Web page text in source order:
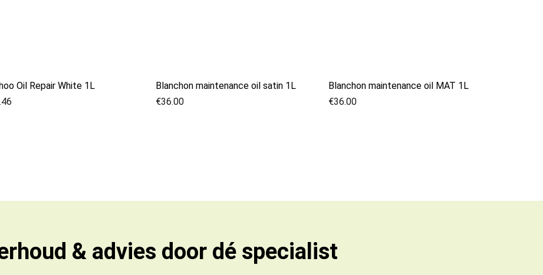
Oil Repair White 1L
Blanchon maintenance oil satin 1L
€36.00
Blanchon maintenance oil MAT 1L
€36.00
& advies door dé specialist